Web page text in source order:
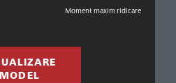
Moment maxim ridicare
MODEL